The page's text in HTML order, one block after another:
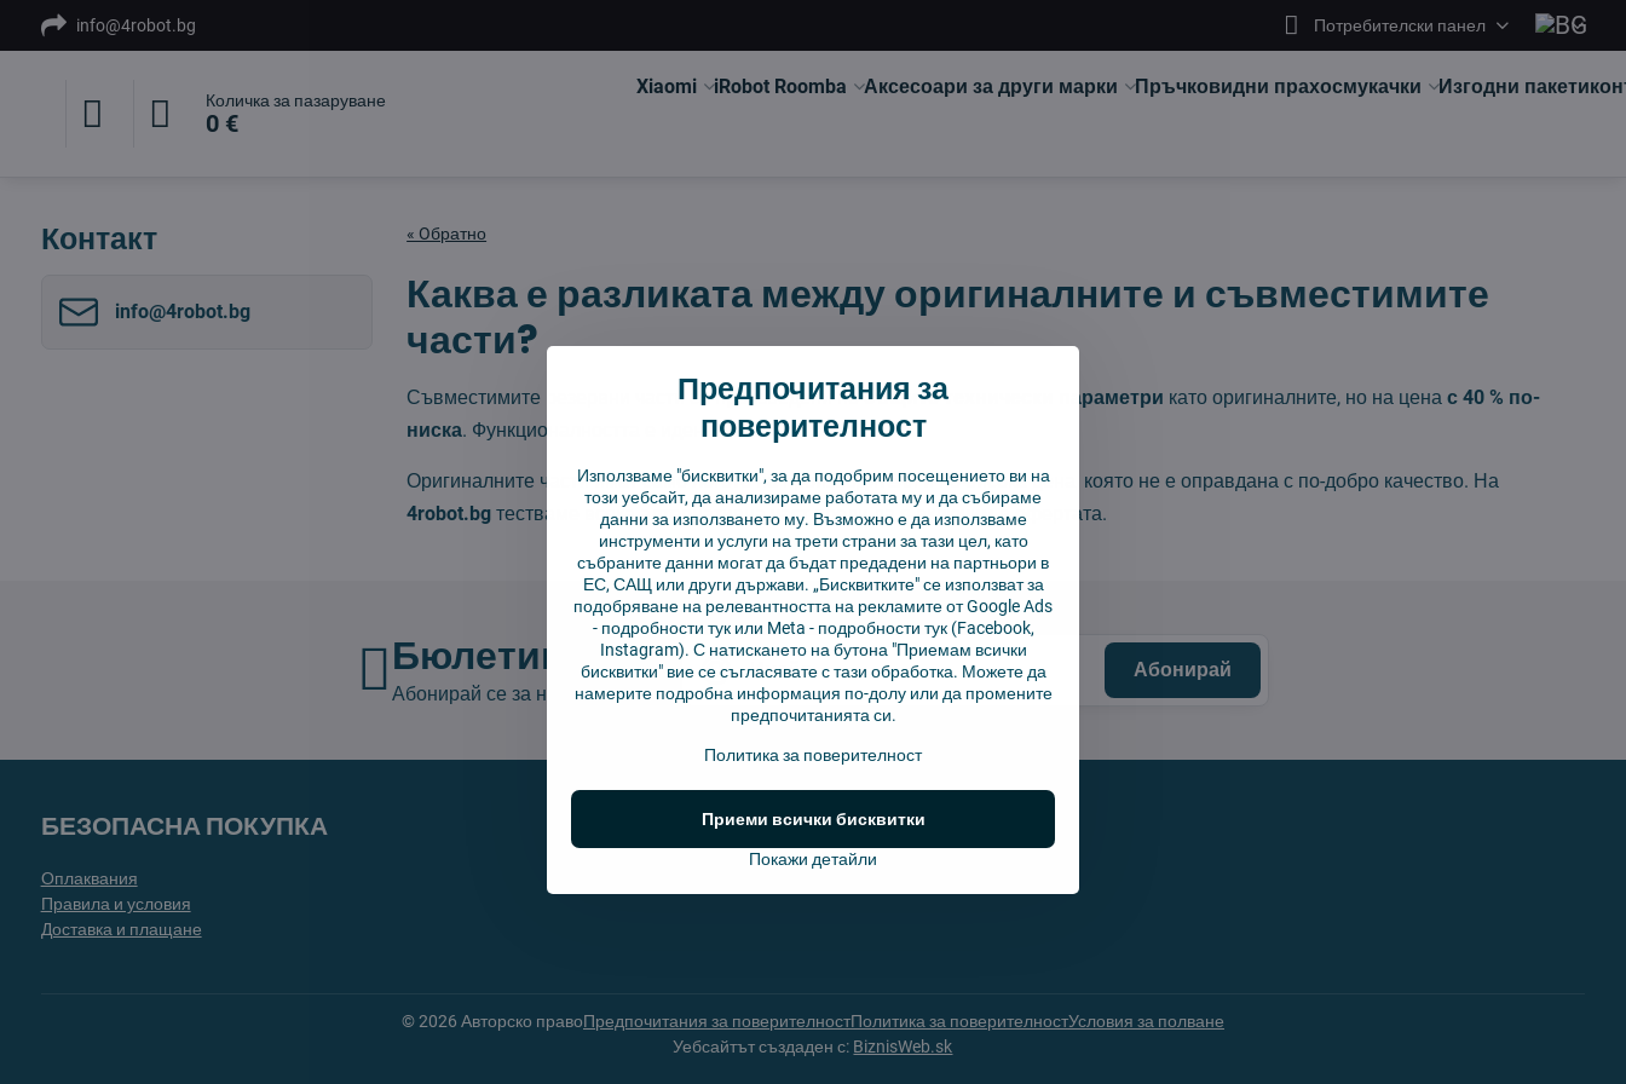
info@4robot.bg Потребителски панел
Количка за пазаруване
0 €
Xiaomi iRobot Roomba Аксесоари за други марки Пръчковидни прахосмукачки Изгодни пакети
« Oбратно
Каква е разликата между оригиналните и съвместимите
части?
Съвместимите резервни части са произведени посъщите технически параметри като оригиналните, но на ценас 40 % по-
ниска. Функционалността е идентична.
Оригиналните части имат само логото на производителя и по-висока цена, която не е оправдана с по-добро качество. На
4robot.bg тестваме всяка алтернативна част преди да я включим в офертата.
Контакт
info​@4robot​.bg
Бюлетин
Абонирай се за нашия бюлетин:
Абонирай
БЕЗОПАСНА ПОКУПКА
Оплаквания
Правила и условия
Доставка и плащане
©2026 Авторско правоПредпочитания за поверителностПолитика за поверителностУсловия за полване
Уебсайтът създаден с: BiznisWeb.sk
Предпочитания за
поверителност
Използваме "бисквитки", за да подобрим посещението ви на
този уебсайт, да анализираме работата му и да събираме
данни за използването му. Възможно е да използваме
инструменти и услуги на трети страни за тази цел, като
събраните данни могат да бъдат предадени на партньори в
ЕС, САЩ или други държави. „Бисквитките" се използват за
подобряване на релевантността на рекламите от Google Ads
- подробности тукили Meta - подробности тук(Facebook,
Instagram). С натискането на бутона "Приемам всички
бисквитки" вие се съгласявате с тази обработка. Можете да
намерите подробна информация по-долу или да промените
предпочитанията си.
Политика за поверителност
Покажи детайли
Приеми всички бисквитки